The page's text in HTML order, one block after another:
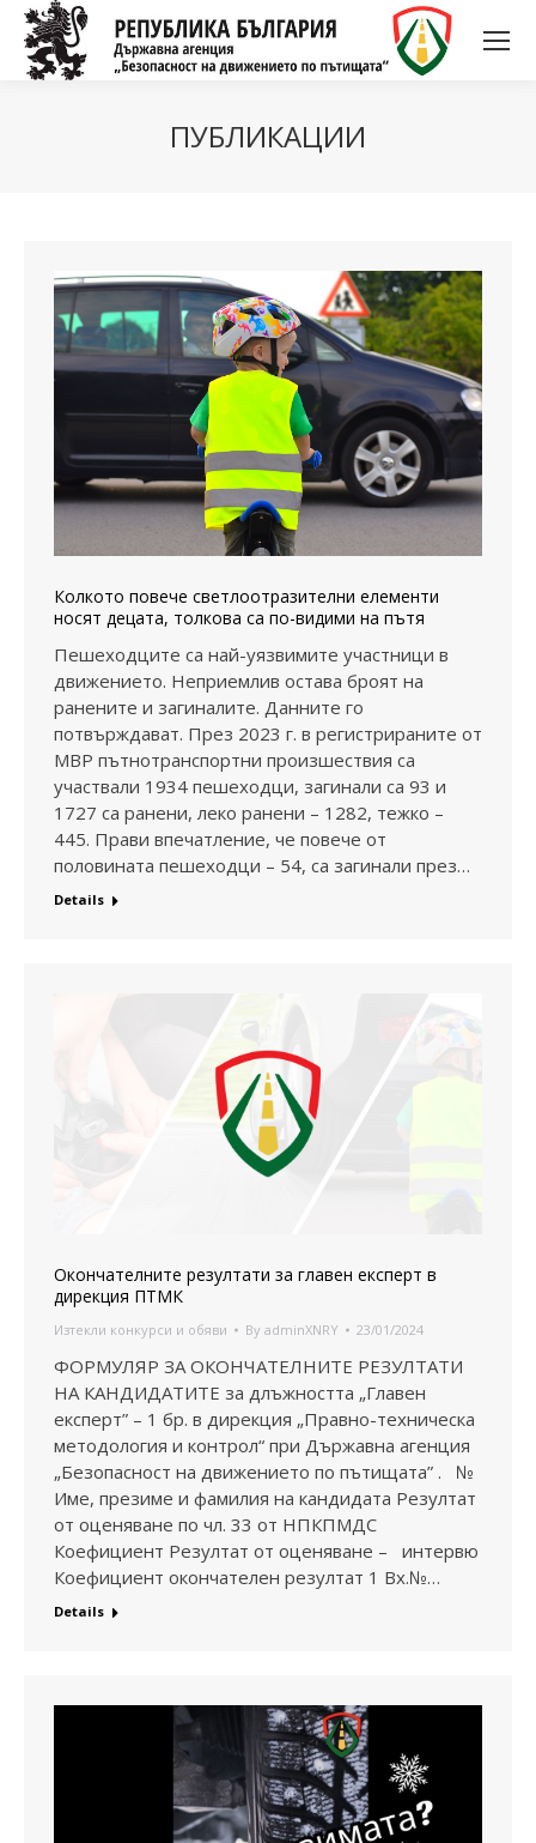
ПУБЛИКАЦИИ
Колкото повече светлоотразителни елементи
носят децата, толкова са по-видими на пътя
Пешеходците са най-уязвимите участници в
движението. Неприемлив остава броят на
ранените и загиналите. Данните го
потвърждават. През 2023 г. в регистрираните от
МВР пътнотранспортни произшествия са
участвали 1934 пешеходци, загинали са 93 и
1727 са ранени, леко ранени – 1282, тежко –
445. Прави впечатление, че повече от
половината пешеходци – 54, са загинали през…
Details
Окончателните резултати за главен експерт в
дирекция ПТМК
Изтекли конкурси и обяви By adminXNRY 23/01/2024
ФОРМУЛЯР ЗА ОКОНЧАТЕЛНИТЕ РЕЗУЛТАТИ
НА КАНДИДАТИТЕ за длъжността „Главен
експерт” – 1 бр. в дирекция „Правно-техническа
методология и контрол“ при Държавна агенция
„Безопасност на движението по пътищата” . №
Име, презиме и фамилия на кандидата Резултат
от оценяване по чл. 33 от НПКПМДС
Коефициент Резултат от оценяване – интервю
Коефициент окончателен резултат 1 Вх.№…
Details